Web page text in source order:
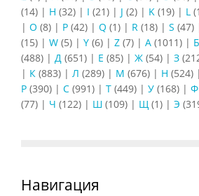
(14) | H (32) | I (21) | J (2) | K (19) | L
| O (8) | P (42) | Q (1) | R (18) | S (47)
(15) | W (5) | Y (6) | Z (7) | А (1011) | Б
(488) | Д (651) | Е (85) | Ж (54) | З
| К (883) | Л (289) | М (676) | Н (524) |
Р (390) | С (991) | Т (449) | У (168) | Ф
(77) | Ч (122) | Ш (109) | Щ (1) | Э
Навигация